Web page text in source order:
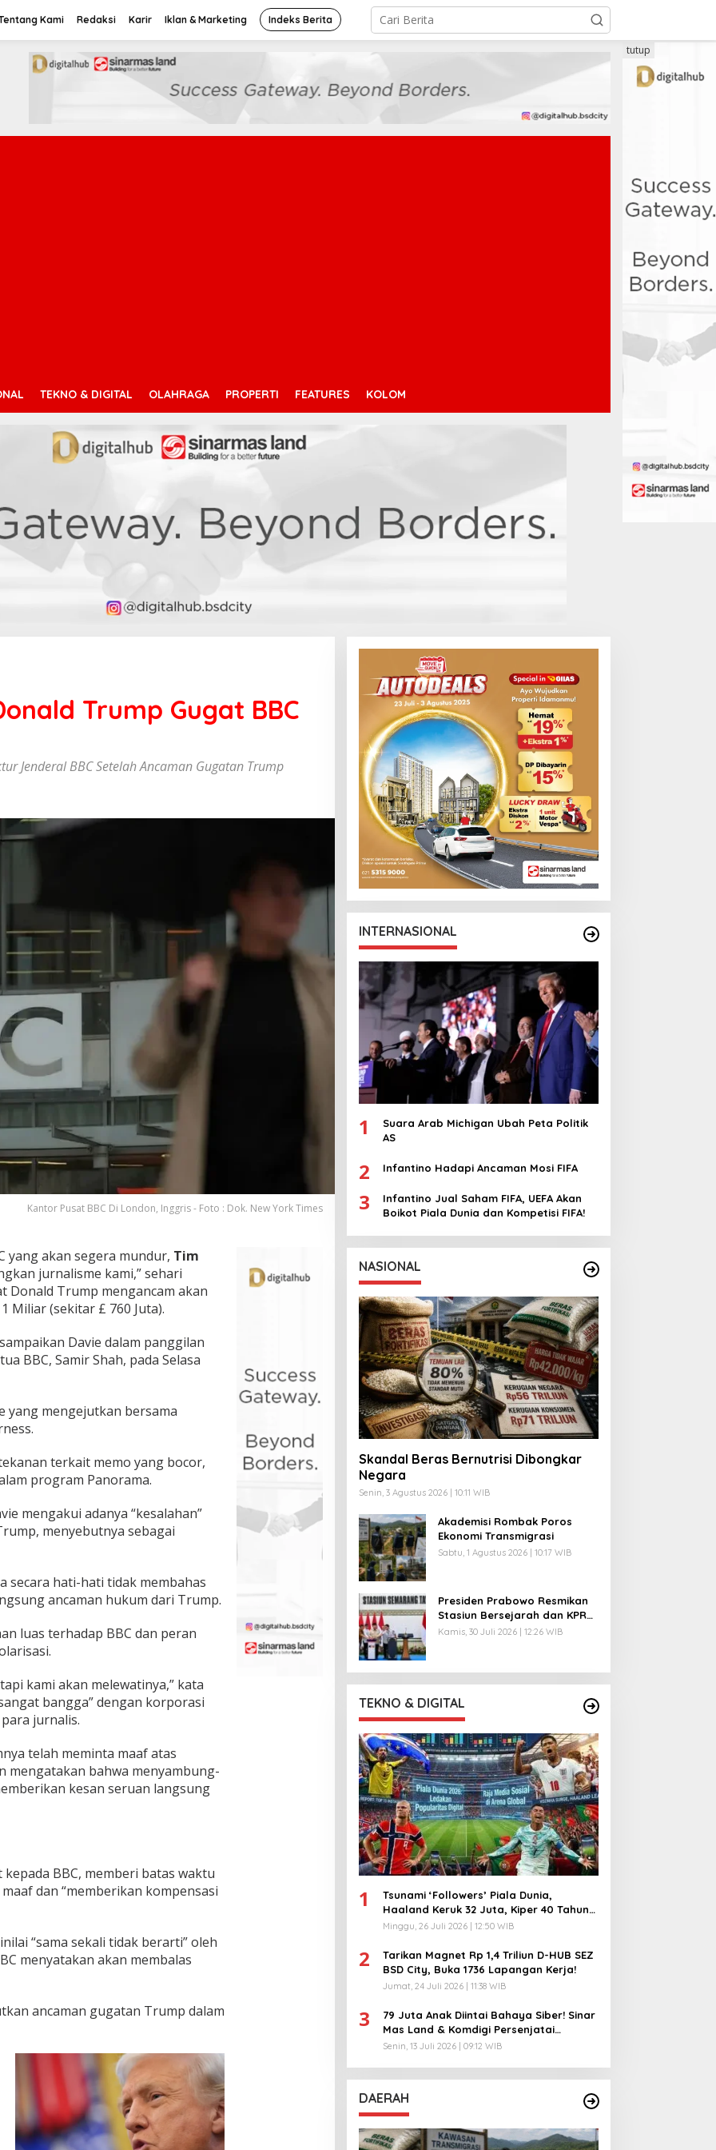
Kami Redaksi Karir Iklan & Marketing Indeks Berita
TEKNO & DIGITAL OLAHRAGA PROPERTI FEATURES KOLOM
tutup
Trump Gugat BBC
Jenderal BBC Setelah Ancaman Gugatan Trump
Kantor Pusat BBC Di London, Inggris - Foto : Dok. New York Times
yang akan segera mundur, Tim
jurnalisme kami,” sehari
Donald Trump mengancam akan
Miliar (sekitar £ 760 Juta).
Davie dalam panggilan
BBC, Samir Shah, pada Selasa
yang mengejutkan bersama
terkait memo yang bocor,
program Panorama.
mengakui adanya “kesalahan”
menyebutnya sebagai
secara hati-hati tidak membahas
ancaman hukum dari Trump.
luas terhadap BBC dan peran
kami akan melewatinya,” kata
bangga” dengan korporasi
jurnalis.
telah meminta maaf atas
mengatakan bahwa menyambung-
kesan seruan langsung
BBC, memberi batas waktu
dan “memberikan kompensasi
“sama sekali tidak berarti” oleh
menyatakan akan membalas
ancaman gugatan Trump dalam
INTERNASIONAL
1
Suara Arab Michigan Ubah Peta Politik
AS
2 Infantino Hadapi Ancaman Mosi FIFA
3
Infantino Jual Saham FIFA, UEFA Akan
Boikot Piala Dunia dan Kompetisi FIFA!
NASIONAL
Skandal Beras Bernutrisi Dibongkar
Negara
Senin, 3 Agustus 2026 | 10:11 WIB
Akademisi Rombak Poros
Ekonomi Transmigrasi
Sabtu, 1 Agustus 2026 | 10:17 WIB
Presiden Prabowo Resmikan
Stasiun Bersejarah dan KPR
Subsidi
Kamis, 30 Juli 2026 | 12:26 WIB
TEKNO & DIGITAL
1
Tsunami ‘Followers’ Piala Dunia,
Haaland Keruk 32 Juta, Kiper 40 Tahun
Bikin Geger!
Minggu, 26 Juli 2026 | 12:50 WIB
2
Tarikan Magnet Rp 1,4 Triliun D-HUB SEZ
BSD City, Buka 1736 Lapangan Kerja!
Jumat, 24 Juli 2026 | 11:38 WIB
3
79 Juta Anak Diintai Bahaya Siber! Sinar
Mas Land & Komdigi Persenjatai
Ratusan Guru!
Senin, 13 Juli 2026 | 09:12 WIB
DAERAH